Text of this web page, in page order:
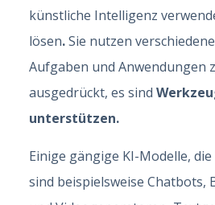
künstliche Intelligenz
lösen.Sie nutzen
Aufgaben und Anwendungen
ausgedrückt, es sind
unterstützen.
Einige gängige KI-Modelle,
sind beispielsweise